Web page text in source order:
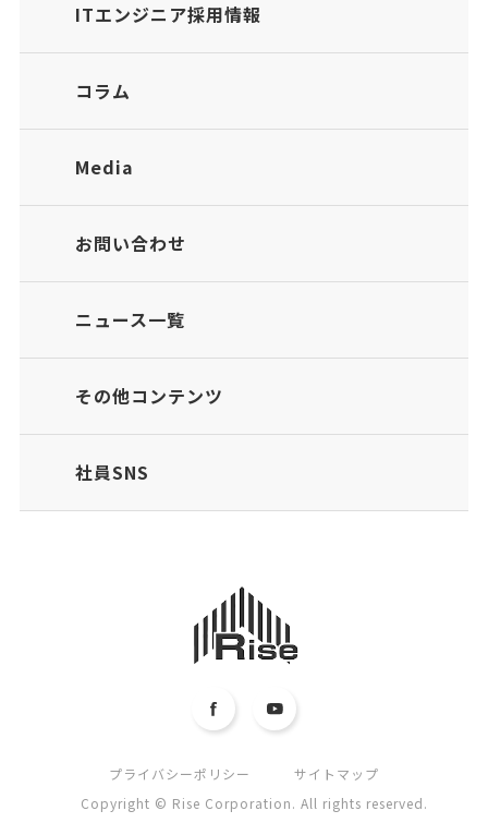
ITエンジニア採用情報
コラム
Media
お問い合わせ
ニュース一覧
その他コンテンツ
社員SNS
プライバシーポリシー
サイトマップ
Copyright © Rise Corporation. All rights reserved.